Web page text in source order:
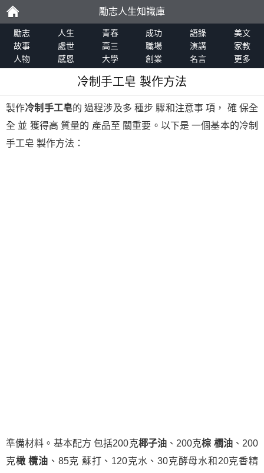
勵
志
勵志人生知識庫
勵志 人生 青春 成功 語錄
美文
故事
處世 高三 職場 演講
家教
人物
感恩 大學 創業 名言 更多
冷制手工皂 製作方法
製作冷制手工皂的 過程涉及多 種步 驟和注意事 項， 確 保全
全 並 獲得高 質量的 產品至 關重要。以下是 一個基本的冷制
手工皂 製作方法：
準備材料。基本配方 包括200克椰子油 、200克棕 櫚油、200
克橄 欖油 、85克 蘇打、120克水、30克酵母水和20克香精